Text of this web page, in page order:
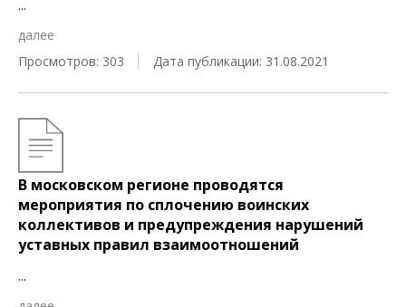
...
далее
Просмотров: 303
Дата публикации: 31.08.2021
В московском регионе проводятся
мероприятия по сплочению воинских
коллективов и предупреждения нарушений
уставных правил взаимоотношений
...